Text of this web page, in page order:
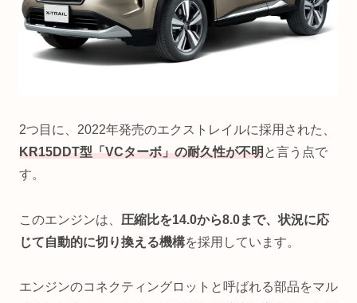
2つ目に、2022年発売のエクストレイルに採用された、
KR15DDT型「VCターボ」の耐久性が不明 と言う点で
す。
このエンジンは、 圧縮比を14.0から8.0まで、状況に応
じて自動的に切り換える機構を採用しています。
エンジンのコネクティングロットと呼ばれる部品をマル